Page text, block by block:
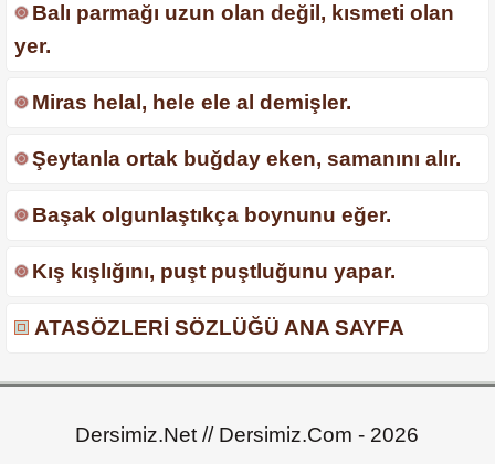
Balı parmağı uzun olan değil, kısmeti olan
yer.
Miras helal, hele ele al demişler.
Şeytanla ortak buğday eken, samanını alır.
Başak olgunlaştıkça boynunu eğer.
Kış kışlığını, puşt puştluğunu yapar.
ATASÖZLERİ SÖZLÜĞÜ ANA SAYFA
Dersimiz.Net // Dersimiz.Com - 2026